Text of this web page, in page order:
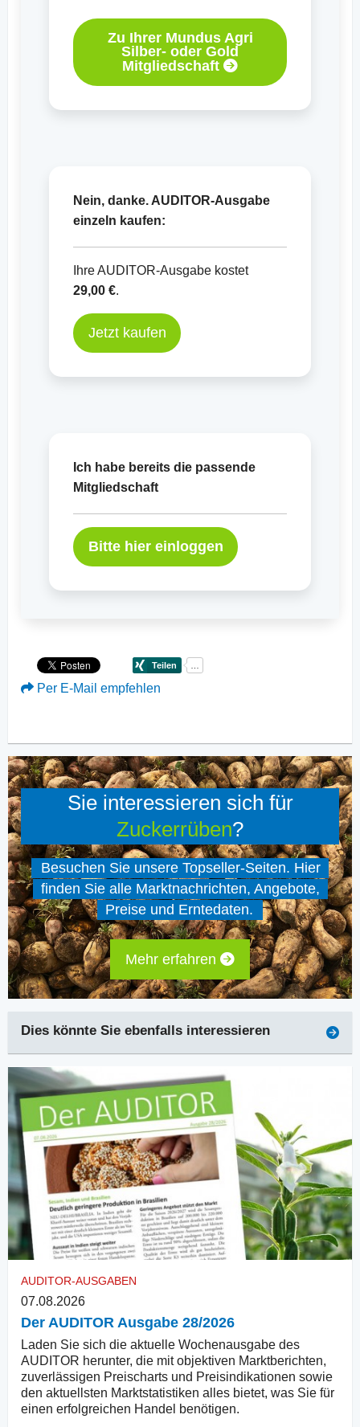
Zu Ihrer Mundus Agri
Silber- oder Gold
Mitgliedschaft
Nein, danke. AUDITOR-Ausgabe
einzeln kaufen:
Ihre AUDITOR-Ausgabe kostet
29,00 €.
Jetzt kaufen
Ich habe bereits die passende
Mitgliedschaft
Bitte hier einloggen
Per E-Mail empfehlen
Sie interessieren sich für
Zuckerrüben?
Besuchen Sie unsere Topseller-Seiten. Hier
finden Sie alle Marktnachrichten, Angebote,
Preise und Erntedaten.
Mehr erfahren
Dies könnte Sie ebenfalls interessieren
AUDITOR-AUSGABEN
07.08.2026
Der AUDITOR Ausgabe 28/2026
Laden Sie sich die aktuelle Wochenausgabe des
AUDITOR herunter, die mit objektiven Marktberichten,
zuverlässigen Preischarts und Preisindikationen sowie
den aktuellsten Marktstatistiken alles bietet, was Sie für
einen erfolgreichen Handel benötigen.